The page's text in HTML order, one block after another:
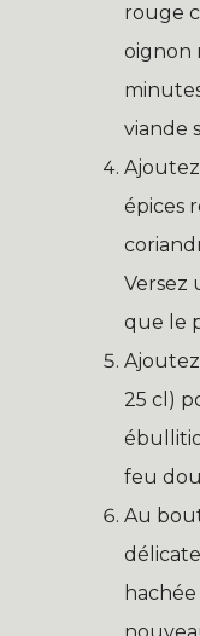
rouge
oignon
viande
épices
Versez
que le
25 cl)
feu
Au